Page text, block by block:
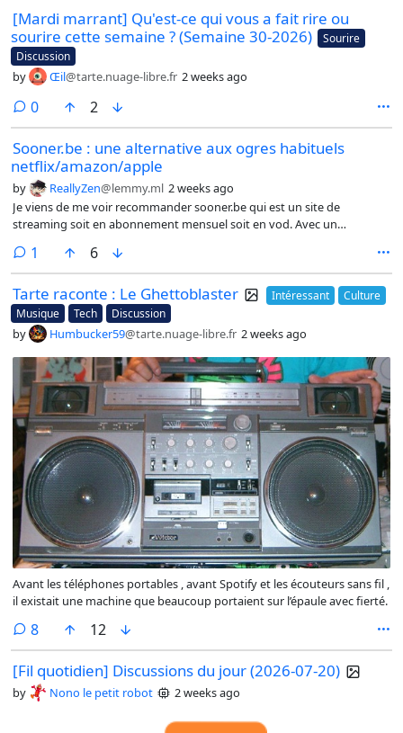
[Mardi marrant] Qu'est-ce qui vous a fait rire ou
sourire cette semaine ? (Semaine 30-2026)
Sourire
Discussion
by Œil@tarte.nuage-libre.fr 2 weeks ago
0comments
2
Sooner.be : une alternative aux ogres habituels
netflix/amazon/apple
by ReallyZen@lemmy.ml 2 weeks ago
Je viens de me voir recommander sooner.be qui est un site de
streaming soit en abonnement mensuel soit en vod. Avec un
impressionne par sa diversité.
1 comment
6
Tarte raconte : Le Ghettoblaster Intéressant
Culture
Musique
Tech Discussion
by Humbucker59@tarte.nuage-libre.fr 2 weeks ago
Avant les téléphones portables , avant Spotify et les écouteurs sans fil ,
il existait une machine que beaucoup portaient sur l’épaule avec fierté.
8comments
12
[Fil quotidien] Discussions du jour (2026-07-20)
by Nono le petit robot 2 weeks ago